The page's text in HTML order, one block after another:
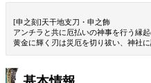
[申之刻]天干地支刀・申之飾
アンチラと共に厄払いの神事を行う縁
黄金に輝く刃は災厄を切り祓い、神社